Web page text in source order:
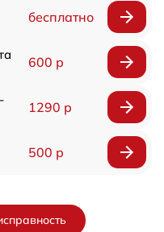
бесплатно
600 р
1290 р
500 р